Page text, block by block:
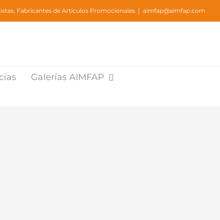
Fabricantes de Artículos Promocionales | aimfap@aimfap.com
Galerías AIMFAP